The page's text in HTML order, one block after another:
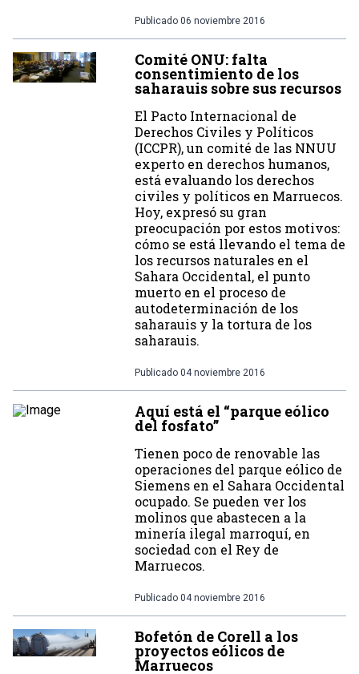
Publicado 06 noviembre 2016
Comité ONU: falta
consentimiento de los
saharauis sobre sus recursos
El Pacto Internacional de
Derechos Civiles y Políticos
(ICCPR), un comité de las NNUU
experto en derechos humanos,
está evaluando los derechos
civiles y políticos en Marruecos.
Hoy, expresó su gran
preocupación por estos motivos:
cómo se está llevando el tema de
los recursos naturales en el
Sahara Occidental, el punto
muerto en el proceso de
autodeterminación de los
saharauis y la tortura de los
saharauis.
Publicado 04 noviembre 2016
Aquí está el “parque eólico
del fosfato”
Tienen poco de renovable las
operaciones del parque eólico de
Siemens en el Sahara Occidental
ocupado. Se pueden ver los
molinos que abastecen a la
minería ilegal marroquí, en
sociedad con el Rey de
Marruecos.
Publicado 04 noviembre 2016
Bofetón de Corell a los
proyectos eólicos de
Marruecos